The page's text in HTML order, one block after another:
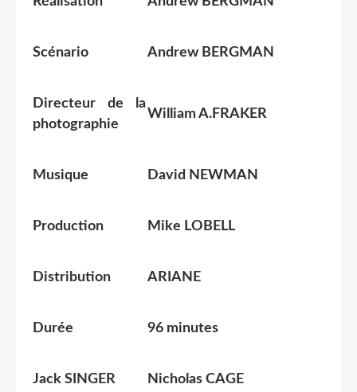
Scénario Andrew BERGMAN
Directeur de la
photographie
William A.FRAKER
Musique David NEWMAN
Production Mike LOBELL
Distribution ARIANE
Durée 96 minutes
Jack SINGER Nicholas CAGE